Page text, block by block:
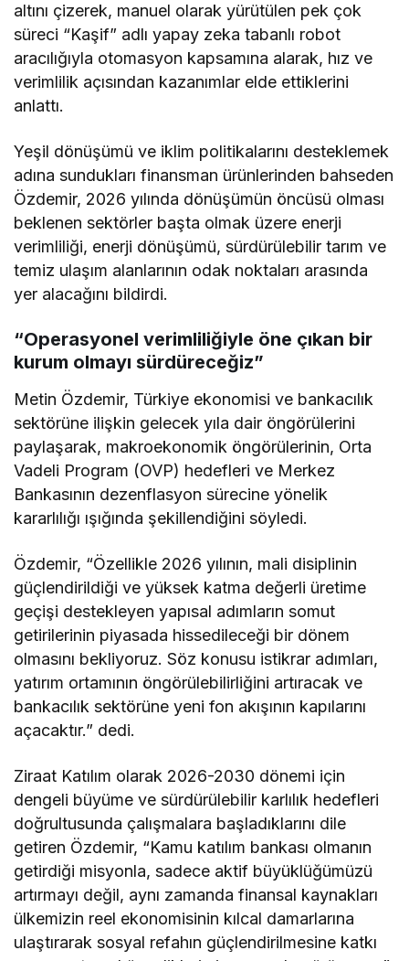
altını çizerek, manuel olarak yürütülen pek çok
süreci “Kaşif” adlı yapay zeka tabanlı robot
aracılığıyla otomasyon kapsamına alarak, hız ve
verimlilik açısından kazanımlar elde ettiklerini
anlattı.
Yeşil dönüşümü ve iklim politikalarını desteklemek
adına sundukları finansman ürünlerinden bahseden
Özdemir, 2026 yılında dönüşümün öncüsü olması
beklenen sektörler başta olmak üzere enerji
verimliliği, enerji dönüşümü, sürdürülebilir tarım ve
temiz ulaşım alanlarının odak noktaları arasında
yer alacağını bildirdi.
“Operasyonel verimliliğiyle öne çıkan bir
kurum olmayı sürdüreceğiz”
Metin Özdemir, Türkiye ekonomisi ve bankacılık
sektörüne ilişkin gelecek yıla dair öngörülerini
paylaşarak, makroekonomik öngörülerinin, Orta
Vadeli Program (OVP) hedefleri ve Merkez
Bankasının dezenflasyon sürecine yönelik
kararlılığı ışığında şekillendiğini söyledi.
Özdemir, “Özellikle 2026 yılının, mali disiplinin
güçlendirildiği ve yüksek katma değerli üretime
geçişi destekleyen yapısal adımların somut
getirilerinin piyasada hissedileceği bir dönem
olmasını bekliyoruz. Söz konusu istikrar adımları,
yatırım ortamının öngörülebilirliğini artıracak ve
bankacılık sektörüne yeni fon akışının kapılarını
açacaktır.” dedi.
Ziraat Katılım olarak 2026-2030 dönemi için
dengeli büyüme ve sürdürülebilir karlılık hedefleri
doğrultusunda çalışmalara başladıklarını dile
getiren Özdemir, “Kamu katılım bankası olmanın
getirdiği misyonla, sadece aktif büyüklüğümüzü
artırmayı değil, aynı zamanda finansal kaynakları
ülkemizin reel ekonomisinin kılcal damarlarına
ulaştırarak sosyal refahın güçlendirilmesine katkı